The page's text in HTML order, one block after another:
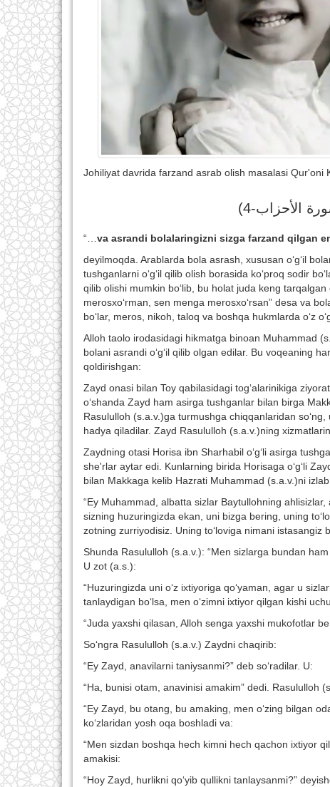
Johiliyat davrida farzand asrab olish masalasi Qur'oni
الأحزاب-4)
“…va asrandi bolalaringizni sizga farzand qilgan
deyilmoqda. Arablarda bola asrash, xususan o‘g‘il
tushganlarni o‘g‘il qilib olish borasida ko‘proq sodir
qilib olishi mumkin bo‘lib, bu holat juda keng
merosxo‘rman, sen menga merosxo‘rsan” desa va
bo‘lar, meros, nikoh, taloq va boshqa hukmlarda o‘z
Alloh taolo irodasidagi hikmatga binoan Muhammad
bolani asrandi o‘g‘il qilib olgan edilar. Bu voqeaning
qoldirishgan:
Zayd onasi bilan Toy qabilasidagi tog‘alarinikiga
o‘shanda Zayd ham asirga tushganlar bilan birga
Rasululloh (s.a.v.)ga turmushga chiqqanlaridan
hadya qiladilar. Zayd Rasululloh (s.a.v.)ning
Zaydning otasi Horisa ibn Sharhabil o‘g‘li asirga
she'rlar aytar edi. Kunlarning birida Horisaga o‘g‘li
bilan Makkaga kelib Hazrati Muhammad (s.a.v.)ni
“Ey Muhammad, albatta sizlar Baytullohning
sizning huzuringizda ekan, uni bizga bering, uning
zotning zurriyodisiz. Uning to‘loviga nimani istasangiz
Shunda Rasululloh (s.a.v.): “Men sizlarga bundan
U zot (a.s.):
“Huzuringizda uni o‘z ixtiyoriga qo‘yaman, agar u
tanlaydigan bo‘lsa, men o‘zimni ixtiyor qilgan kishi
“Juda yaxshi qilasan, Alloh senga yaxshi mukofotlar
So‘ngra Rasululloh (s.a.v.) Zaydni chaqirib:
“Ey Zayd, anavilarni taniysanmi?” deb so‘radilar. U:
“Ha, bunisi otam, anavinisi amakim” dedi. Rasululloh
“Ey Zayd, bu otang, bu amaking, men o‘zing bilgan
ko‘zlaridan yosh oqa boshladi va:
“Men sizdan boshqa hech kimni hech qachon ixtiyor
amakisi:
“Hoy Zayd, hurlikni qo‘yib qullikni tanlaysanmi?”